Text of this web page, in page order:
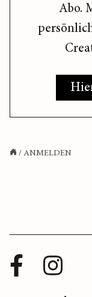
Abo.
/ ANMELDEN
Facebook
Profil
Instagram